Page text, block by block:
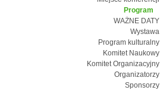
Program
WAŻNE DATY
Wystawa
Program kulturalny
Komitet Naukowy
Komitet Organizacyjny
Organizatorzy
Sponsorzy